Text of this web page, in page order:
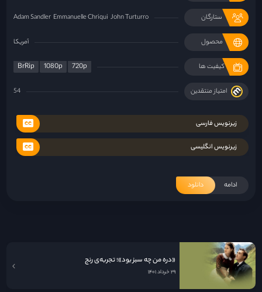
ستارگان Adam Sandler Emmanuelle Chriqui John Turturro
محصول آمریکا
کیفیت ها BrRip 1080p 720p
امتیاز منتقدین 54
زیرنویس فارسی
زیرنویس انگلیسی
ادامه دانلود
«دره من چه سبز بود»؛ تجربه‌ی رنج
۲۹ خرداد ۱۴۰۱